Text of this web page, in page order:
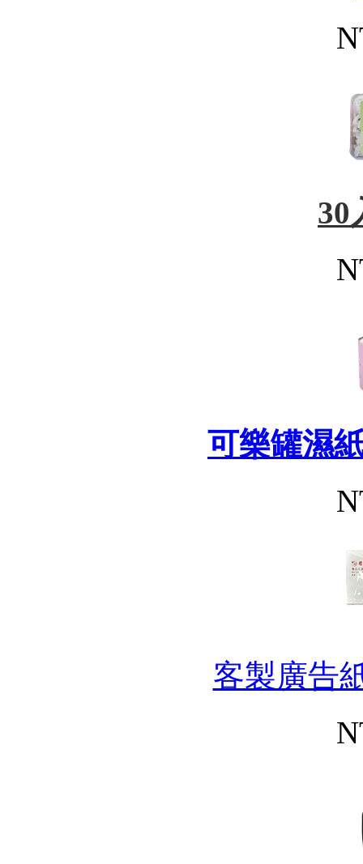
30
可樂罐濕
客製廣告